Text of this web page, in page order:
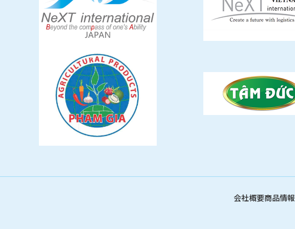
会社概要商品情報